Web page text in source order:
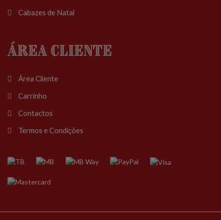
Cabazes de Natal
Área Cliente
Área Cliente
Carrinho
Contactos
Termos e Condições